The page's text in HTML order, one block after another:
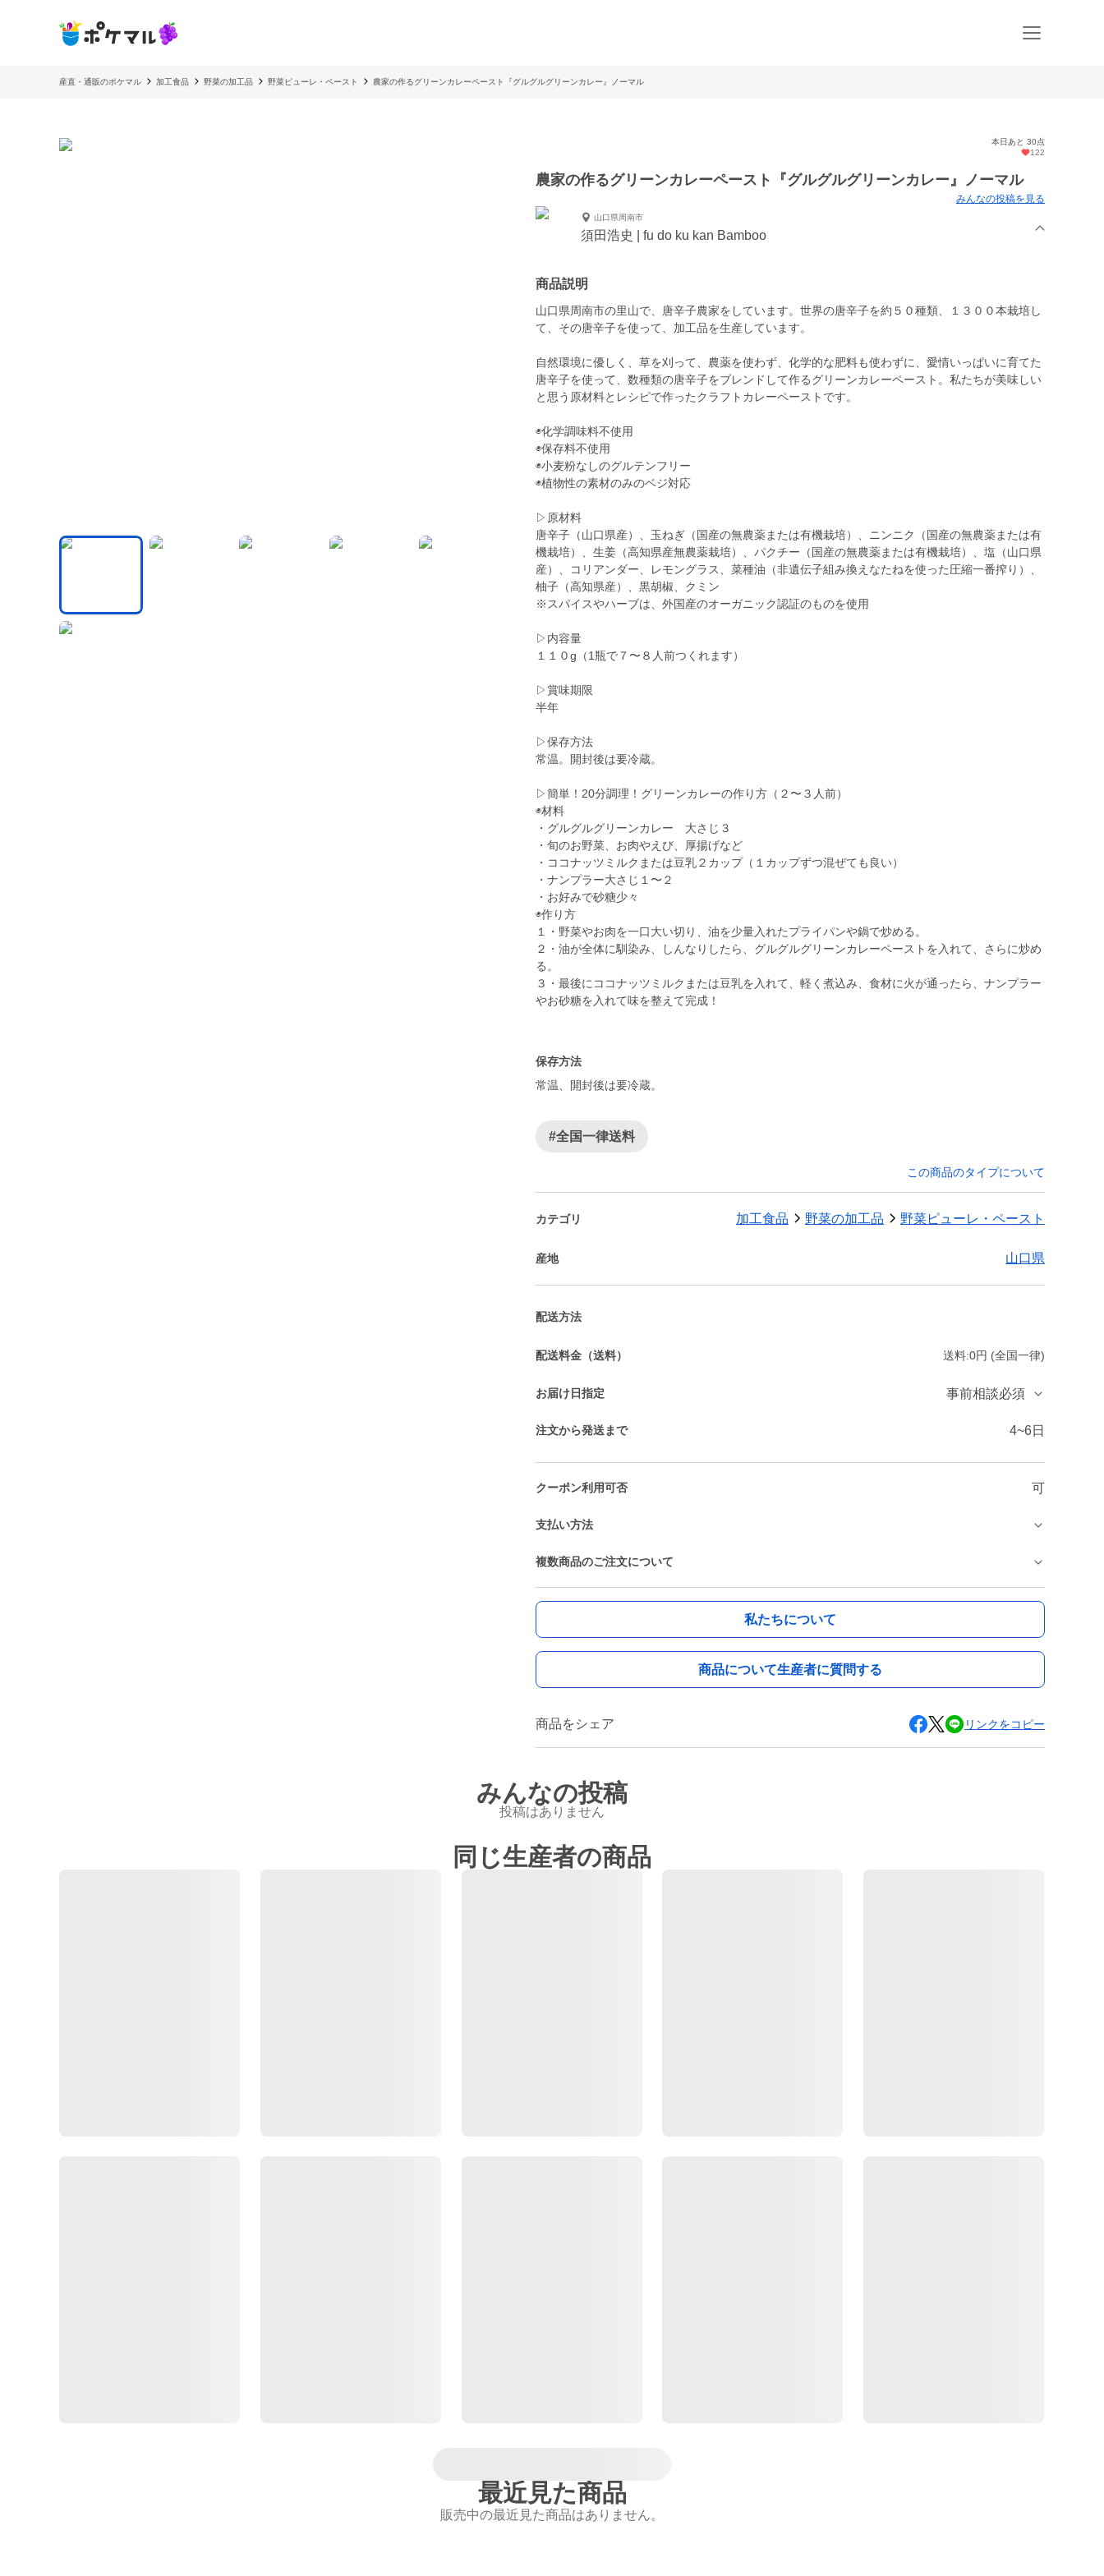
産直・通販のポケマル 加工食品 野菜の加工品 野菜ピューレ・ペースト 農家の作るグリーンカレーペースト『グルグルグリーンカレー』ノーマル
本日あと 30点
122
農家の作るグリーンカレーペースト『グルグルグリーンカレー』ノーマル
みんなの投稿を見る
山口県周南市
須田浩史 | fu do ku kan Bamboo
商品説明
山口県周南市の里山で、唐辛子農家をしています。世界の唐辛子を約５０種類、１３００本栽培し
て、その唐辛子を使って、加工品を生産しています。
自然環境に優しく、草を刈って、農薬を使わず、化学的な肥料も使わずに、愛情いっぱいに育てた
唐辛子を使って、数種類の唐辛子をブレンドして作るグリーンカレーペースト。私たちが美味しい
と思う原材料とレシピで作ったクラフトカレーペーストです。
◉化学調味料不使用
◉保存料不使用
◉小麦粉なしのグルテンフリー
◉植物性の素材のみのベジ対応
▷原材料
唐辛子（山口県産）、玉ねぎ（国産の無農薬または有機栽培）、ニンニク（国産の無農薬または有
機栽培）、生姜（高知県産無農薬栽培）、パクチー（国産の無農薬または有機栽培）、塩（山口県
産）、コリアンダー、レモングラス、菜種油（非遺伝子組み換えなたねを使った圧縮一番搾り）、
柚子（高知県産）、黒胡椒、クミン
※スパイスやハーブは、外国産のオーガニック認証のものを使用
▷内容量
１１０g（1瓶で７〜８人前つくれます）
▷賞味期限
半年
▷保存方法
常温。開封後は要冷蔵。
▷簡単！20分調理！グリーンカレーの作り方（２〜３人前）
◉材料
・グルグルグリーンカレー 大さじ３
・旬のお野菜、お肉やえび、厚揚げなど
・ココナッツミルクまたは豆乳２カップ（１カップずつ混ぜても良い）
・ナンプラー大さじ１〜２
・お好みで砂糖少々
◉作り方
１・野菜やお肉を一口大い切り、油を少量入れたプライパンや鍋で炒める。
２・油が全体に馴染み、しんなりしたら、グルグルグリーンカレーペーストを入れて、さらに炒め
る。
３・最後にココナッツミルクまたは豆乳を入れて、軽く煮込み、食材に火が通ったら、ナンプラー
やお砂糖を入れて味を整えて完成！
保存方法
常温、開封後は要冷蔵。
#全国一律送料
この商品のタイプについて
カテゴリ 加工食品 野菜の加工品 野菜ピューレ・ペースト
産地 山口県
配送方法
配送料金（送料） 送料:0円 (全国一律)
お届け日指定 事前相談必須
注文から発送まで 4~6日
クーポン利用可否 可
支払い方法
複数商品のご注文について
私たちについて
商品について生産者に質問する
商品をシェア リンクをコピー
みんなの投稿
投稿はありません
同じ生産者の商品
最近見た商品
販売中の最近見た商品はありません。